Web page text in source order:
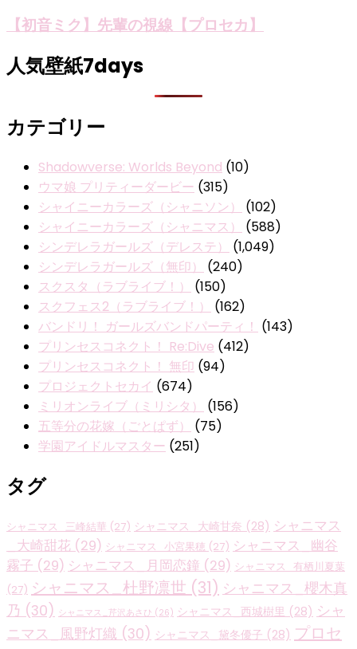
【初音ミク】先輩の視線【プロセカ】
人気壁紙7days
カテゴリー
Shadowverse: Worlds Beyond (10)
ウマ娘 プリティーダービー (315)
シャイニーカラーズ（シャニソン）
(102)
シャイニーカラーズ（シャニマス）
(588)
シンデレラガールズ（デレステ）
(1,049)
シンデレラガールズ（無印）
(240)
スクスタ（ラブライブ！）
(150)
スクフェス2（ラブライブ！）
(162)
バンドリ！ ガールズバンドパーティ！ (143)
プリンセスコネクト！ Re:Dive (412)
プリンセスコネクト！ 無印 (94)
プロジェクトセカイ (674)
ミリオンライブ（ミリシタ）
(156)
五等分の花嫁（ごとぱず）
(75)
学園アイドルマスター (251)
タグ
シャニマス_三峰結華 (27) シャニマス_大崎甘奈 (28) シャニマス
_大崎甜花 (29) シャニマス_小宮果穂 (27) シャニマス_幽谷
霧子 (29) シャニマス_月岡恋鐘 (29) シャニマス_有栖川夏葉
(27) シャニマス_杜野凛世 (31) シャニマス_櫻木真
乃 (30) シャニマス_芹沢あさひ (26) シャニマス_西城樹里 (28) シャ
ニマス_風野灯織 (30) シャニマス_黛冬優子 (28) プロセ